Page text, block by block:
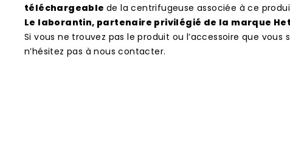
téléchargeable de la centrifugeuse associée à ce
Le laborantin, partenaire privilégié de la marque
Si vous ne trouvez pas le produit ou l’accessoire que
n’hésitez pas à nous contacter.